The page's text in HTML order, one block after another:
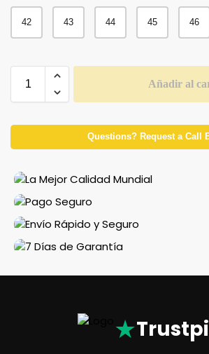
42 43 44 45 46
Añadir al
Questions? Request a Call
★